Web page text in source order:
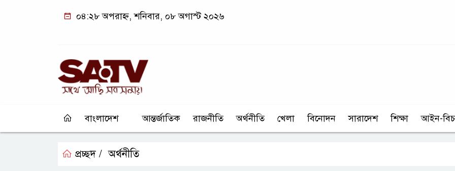
০৪:২৮ অপরাহ্ন, শনিবার, ০৮ অগাস্ট ২০২৬
বাংলাদেশ আন্তর্জাতিক রাজনীতি অর্থনীতি খেলা বিনোদন সারাদেশ শিক্ষা আইন-
প্রচ্ছদ / অর্থনীতি